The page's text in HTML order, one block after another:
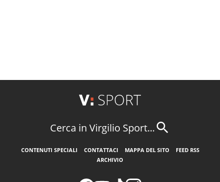
Cerca in Virgilio Sport...
CONTENUTI SPECIALI CONTATTACI MAPPA DEL SITO
FEED RSS
ARCHIVIO